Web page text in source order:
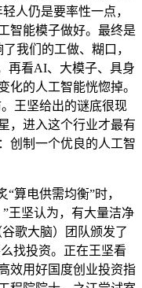
人仍是要率性一点，
智能模子做好。最终是
我们的工做、糊口，
再看AI、大模子、具身
化的人工智能恍惚掉。
王坚给出的谜底很现
，进入这个行业才最有
创制一个优良的人工智
电供需均衡”时，
王坚认为，有大量洁净
歌大脑）团队颁发了
找投资。正在王坚看
效用好国度创业投资指